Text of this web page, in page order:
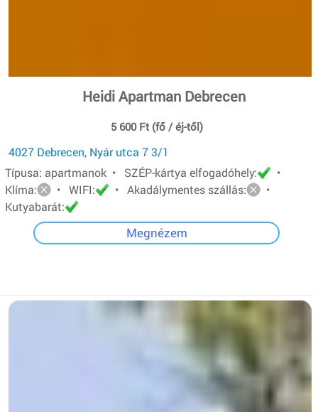
Heidi Apartman Debrecen
5 600 Ft (fő / éj-től)
4027 Debrecen, Nyár utca 7 3/1
Típusa: apartmanok • SZÉP-kártya elfogadóhely:
•
Klíma:
• WIFI: • Akadálymentes szállás:
•
Kutyabarát:
Megnézem